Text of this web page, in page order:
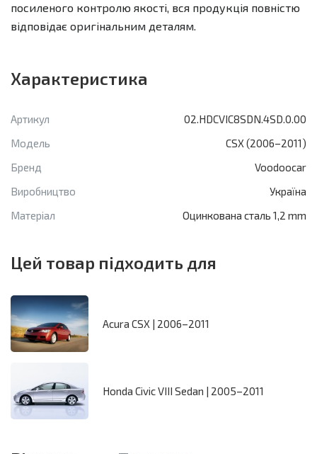
посиленого контролю якості, вся продукція повністю
відповідає оригінальним деталям.
Характеристика
Артикул
02.HDCVIC8SDN.4SD.0.00
Модель
CSX (2006–2011)
Бренд
Voodoocar
Виробництво
Україна
Матеріал
Оцинкована сталь 1,2 mm
Цей товар підходить для
Acura CSX | 2006–2011
Honda Civic VIII Sedan | 2005–2011